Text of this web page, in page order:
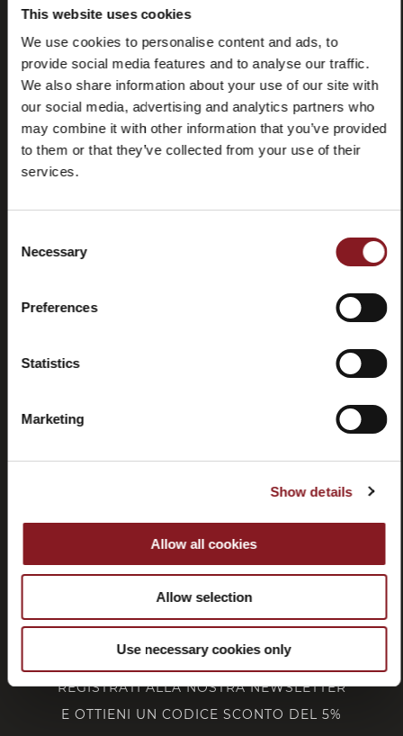
This website uses cookies
We use cookies to personalise content and ads, to
provide social media features and to analyse our traffic.
We also share information about your use of our site with
our social media, advertising and analytics partners who
may combine it with other information that you’ve provided
to them or that they’ve collected from your use of their
services.
Selection
Necessary
Preferences
Statistics
Marketing
Show details
Allow all cookies
Allow selection
Use necessary cookies only
frequenti
(FAQ)
locator
REGISTRATI ALLA NOSTRA NEWSLETTER
E OTTIENI UN CODICE SCONTO DEL 5%